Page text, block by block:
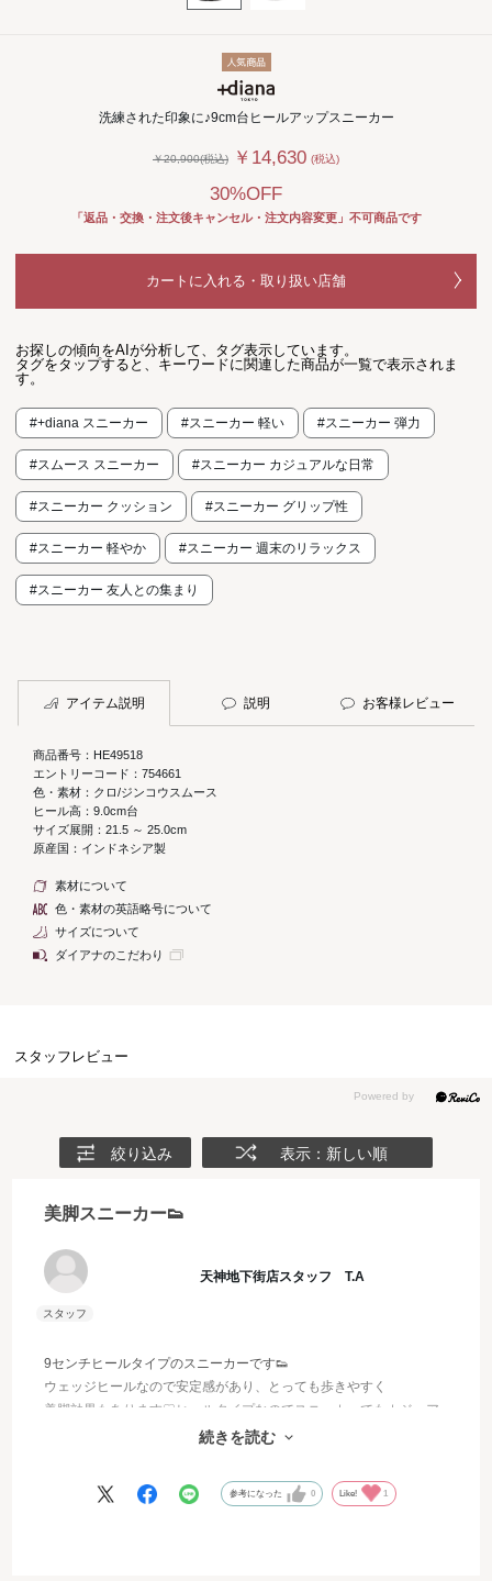
洗練された印象に♪9cm台ヒールアップスニーカー
￥20,900(税込) ￥14,630 (税込)
30%OFF
「返品・交換・注文後キャンセル・注文内容変更」不可商品です
カートに入れる・取り扱い店舗
お探しの傾向をAIが分析して、タグ表示しています。
タグをタップすると、キーワードに関連した商品が一覧で表示されま
す。
#+diana スニーカー #スニーカー 軽い #スニーカー 弾力
#スムース スニーカー #スニーカー カジュアルな日常
#スニーカー クッション #スニーカー グリップ性
#スニーカー 軽やか #スニーカー 週末のリラックス
#スニーカー 友人との集まり
アイテム説明 説明 お客様レビュー
商品番号：HE49518
エントリーコード：754661
色・素材：クロ/ジンコウスムース
ヒール高：9.0cm台
サイズ展開：21.5 ～ 25.0cm
原産国：インドネシア製
素材について
色・素材の英語略号について
サイズについて
ダイアナのこだわり
スタッフレビュー
絞り込み 表示：新しい順
美脚スニーカー👟
天神地下街店スタッフ T.A
9センチヒールタイプのスニーカーです👟
ウェッジヒールなので安定感があり、とっても歩きやすく
美脚効果もあります♡ヒールタイプなのでスニーカーでもカジュア
続きを読む
参考になった 0 Like! 1